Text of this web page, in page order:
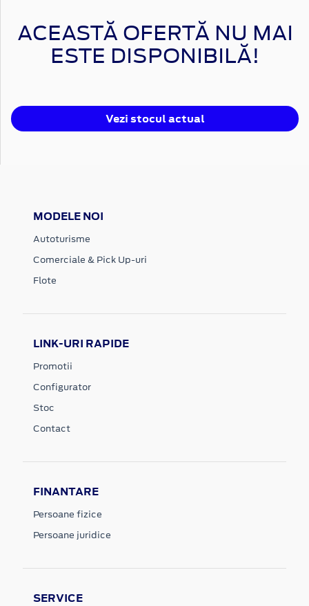
ACEASTĂ OFERTĂ NU MAI
ESTE DISPONIBILĂ!
Vezi stocul actual
MODELE NOI
Autoturisme
Comerciale & Pick Up-uri
Flote
LINK-URI RAPIDE
Promotii
Configurator
Stoc
Contact
FINANTARE
Persoane fizice
Persoane juridice
SERVICE